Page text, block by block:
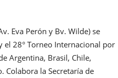
Eva Perón y Bv. Wilde) se
el 28° Torneo Internacional por
Argentina, Brasil, Chile,
Colabora la Secretaría de